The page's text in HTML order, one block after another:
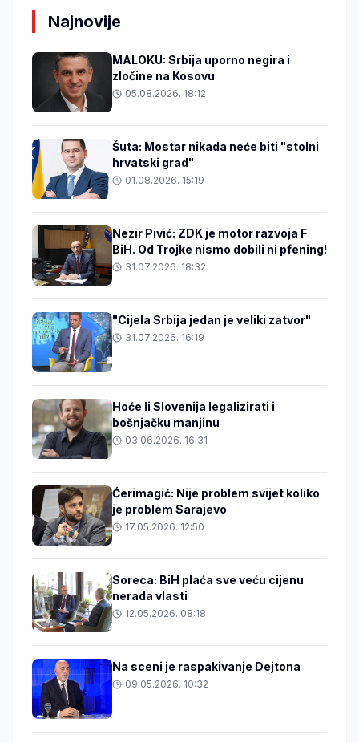
Najnovije
MALOKU: Srbija uporno negira i
zločine na Kosovu
05.08.2026. 18:12
Šuta: Mostar nikada neće biti "stolni
hrvatski grad"
01.08.2026. 15:19
Nezir Pivić: ZDK je motor razvoja F
BiH. Od Trojke nismo dobili ni pfening!
31.07.2026. 18:32
"Cijela Srbija jedan je veliki zatvor"
31.07.2026. 16:19
Hoće li Slovenija legalizirati i
bošnjačku manjinu
03.06.2026. 16:31
Ćerimagić: Nije problem svijet koliko
je problem Sarajevo
17.05.2026. 12:50
Soreca: BiH plaća sve veću cijenu
nerada vlasti
12.05.2026. 08:18
Na sceni je raspakivanje Dejtona
09.05.2026. 10:32